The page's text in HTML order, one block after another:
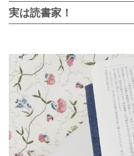
実は読書家！